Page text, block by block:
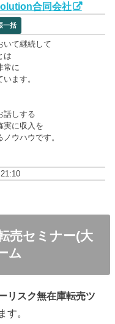
合同会社
一括
いて継続して
は
常に
ます。
話しする
実に収入を
ウハウです。
売セミナー(大
ム
リスク無在庫転売ツ
す。